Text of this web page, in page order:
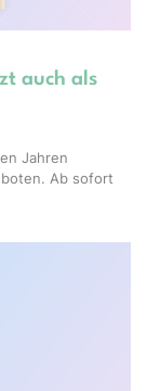
auch als
Jahren
Ab sofort